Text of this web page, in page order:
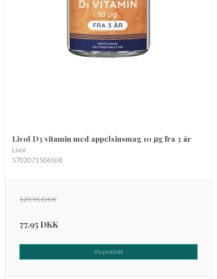
Livol D3 vitamin med appelsinsmag 10 µg fra 3 år
Livol
5702071506508
129,95 DKK
77,95 DKK
Vis produkt